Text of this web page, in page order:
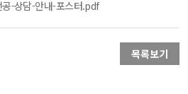
-상담-안내-포스터.pdf
목록보기